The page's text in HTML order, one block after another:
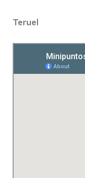
Teruel